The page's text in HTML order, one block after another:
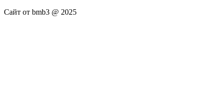
Сайт от bmb3 @ 2025